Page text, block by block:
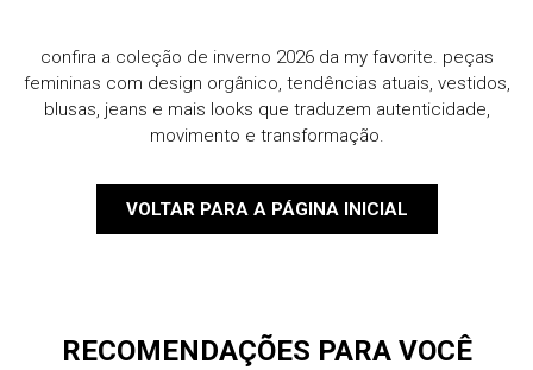
confira a coleção de inverno 2026 da my favorite. peças
femininas com design orgânico, tendências atuais, vestidos,
blusas, jeans e mais looks que traduzem autenticidade,
movimento e transformação.
VOLTAR PARA A PÁGINA INICIAL
RECOMENDAÇÕES PARA VOCÊ